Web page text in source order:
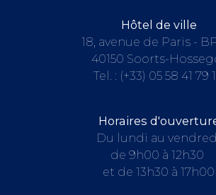
Hôtel de ville
18, avenue de Paris - BP
40150 Soorts-
Tel. : (+33) 05 58 41 79
Horaires
Du lundi au
de 9h00 à 12h30
et de 13h30 à 17h00